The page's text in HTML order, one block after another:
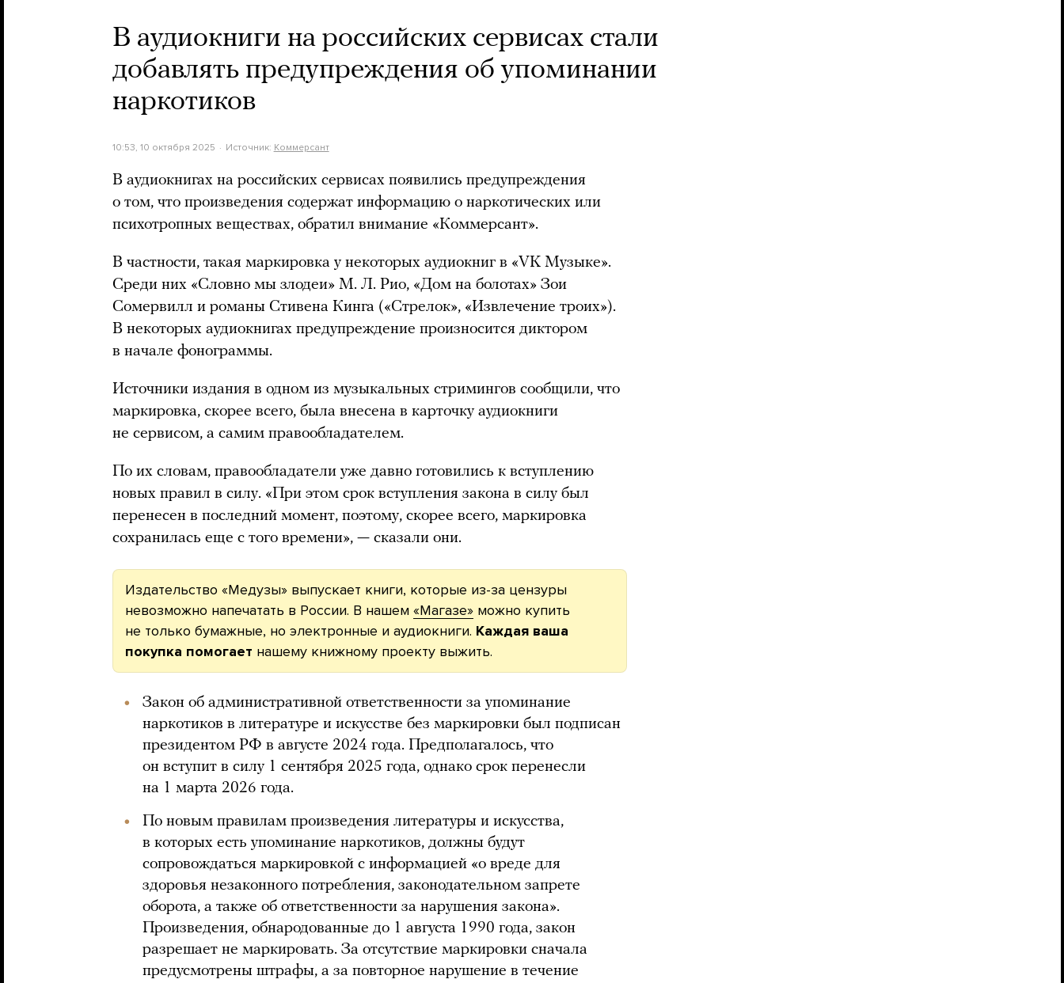
В аудиокниги на российских сервисах стали
добавлять предупреждения об упоминании
наркотиков
10:53, 10 октября 2025 Источник: Коммерсант
В аудиокнигах на российских сервисах появились предупреждения
о том, что произведения содержат информацию о наркотических или
психотропных веществах, обратил внимание «Коммерсант».
В частности, такая маркировка у некоторых аудиокниг в «VK Музыке».
Среди них «Словно мы злодеи» М. Л. Рио, «Дом на болотах» Зои
Сомервилл и романы Стивена Кинга («Стрелок», «Извлечение троих»).
В некоторых аудиокнигах предупреждение произносится диктором
в начале фонограммы.
Источники издания в одном из музыкальных стримингов сообщили, что
маркировка, скорее всего, была внесена в карточку аудиокниги
не сервисом, а самим правообладателем.
По их словам, правообладатели уже давно готовились к вступлению
новых правил в силу. «При этом срок вступления закона в силу был
перенесен в последний момент, поэтому, скорее всего, маркировка
сохранилась еще с того времени», — сказали они.
Издательство «Медузы» выпускает книги, которые из-за цензуры
невозможно напечатать в России. В нашем «Магазе» можно купить
не только бумажные, но электронные и аудиокниги. Каждая ваша
покупка помогает нашему книжному проекту выжить.
Закон об административной ответственности за упоминание
наркотиков в литературе и искусстве без маркировки был подписан
президентом РФ в августе 2024 года. Предполагалось, что
он вступит в силу 1 сентября 2025 года, однако срок перенесли
на 1 марта 2026 года.
По новым правилам произведения литературы и искусства,
в которых есть упоминание наркотиков, должны будут
сопровождаться маркировкой с информацией «о вреде для
здоровья незаконного потребления, законодательном запрете
оборота, а также об ответственности за нарушения закона».
Произведения, обнародованные до 1 августа 1990 года, закон
разрешает не маркировать. За отсутствие маркировки сначала
предусмотрены штрафы, а за повторное нарушение в течение